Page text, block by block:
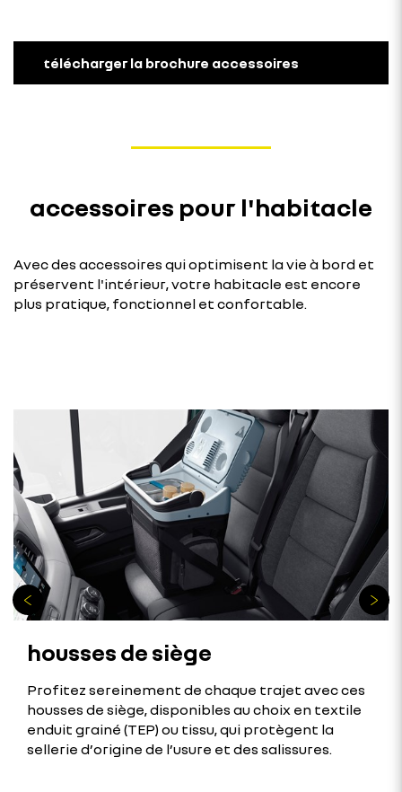
télécharger la brochure accessoires
accessoires pour l'habitacle
Avec des accessoires qui optimisent la vie à bord et
préservent l'intérieur, votre habitacle est encore
plus pratique, fonctionnel et confortable.
housses de siège
Profitez sereinement de chaque trajet avec ces
housses de siège, disponibles au choix en textile
enduit grainé (TEP) ou tissu, qui protègent la
sellerie d’origine de l’usure et des salissures.